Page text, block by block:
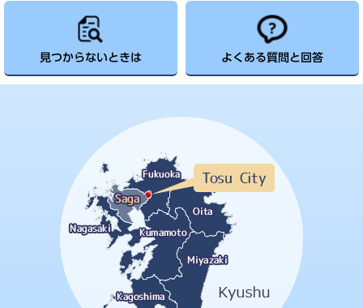
見つからないときは よくある質問と回答